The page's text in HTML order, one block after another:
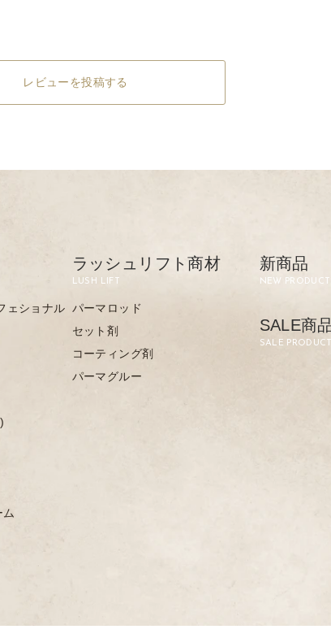
レビューを投稿する
ェショナル
ム
ラッシュリフト商材
LUSH LIFT
パーマロッド
セット剤
コーティング剤
パーマグルー
新商品
NEW
SALE商
SALE